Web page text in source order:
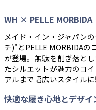
WH × PELLE MORBIDA
メイド・イン・ジャパン
チ)"とPELLE MORBIDAの
が登場。無駄を削ぎ落と
たシルエットが魅力のコ
アルまで幅広いスタイル
快適な履き心地とデザ